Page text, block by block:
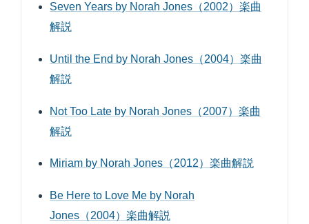
Seven Years by Norah Jones（2002）楽曲
解説
Until the End by Norah Jones（2004）楽曲
解説
Not Too Late by Norah Jones（2007）楽曲
解説
Miriam by Norah Jones（2012）楽曲解説
Be Here to Love Me by Norah
Jones（2004）楽曲解説